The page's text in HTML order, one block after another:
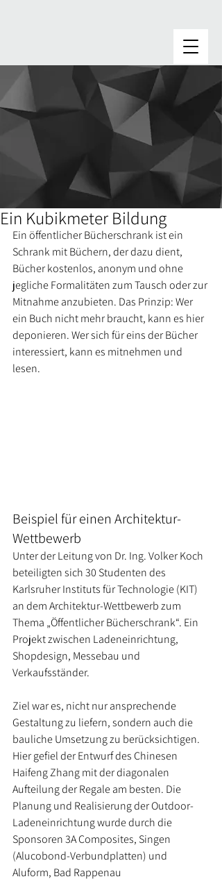
Ein Kubikmeter Bildung
Ein öffentlicher Bücherschrank ist ein
Schrank mit Büchern, der dazu dient,
Bücher kostenlos, anonym und ohne
jegliche Formalitäten zum Tausch oder zur
Mitnahme anzubieten. Das Prinzip: Wer
ein Buch nicht mehr braucht, kann es hier
deponieren. Wer sich für eins der Bücher
interessiert, kann es mitnehmen und
lesen.
Beispiel für einen Architektur-
Wettbewerb
Unter der Leitung von Dr. Ing. Volker Koch
beteiligten sich 30 Studenten des
Karlsruher Instituts für Technologie (KIT)
an dem Architektur-Wettbewerb zum
Thema „Öffentlicher Bücherschrank“. Ein
Projekt zwischen Ladeneinrichtung,
Shopdesign, Messebau und
Verkaufsständer.
Ziel war es, nicht nur ansprechende
Gestaltung zu liefern, sondern auch die
bauliche Umsetzung zu berücksichtigen.
Hier gefiel der Entwurf des Chinesen
Haifeng Zhang mit der diagonalen
Aufteilung der Regale am besten. Die
Planung und Realisierung der Outdoor-
Ladeneinrichtung wurde durch die
Sponsoren 3A Composites, Singen
(Alucobond-Verbundplatten) und
Aluform, Bad Rappenau